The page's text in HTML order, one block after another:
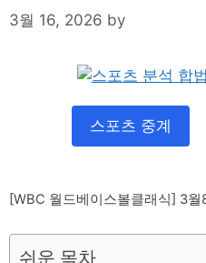
3월 16, 2026 by
스포츠 중계
[WBC 월드베이스볼클래식] 3
쉬운 목차